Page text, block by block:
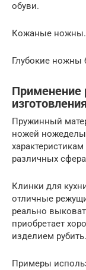
обуви.
Кожаные ножны.
Глубокие ножны
Применение
Пружинный
ножей
различных
Клинки для
отличные
реально
приобретает
изделием рубить.
Примеры